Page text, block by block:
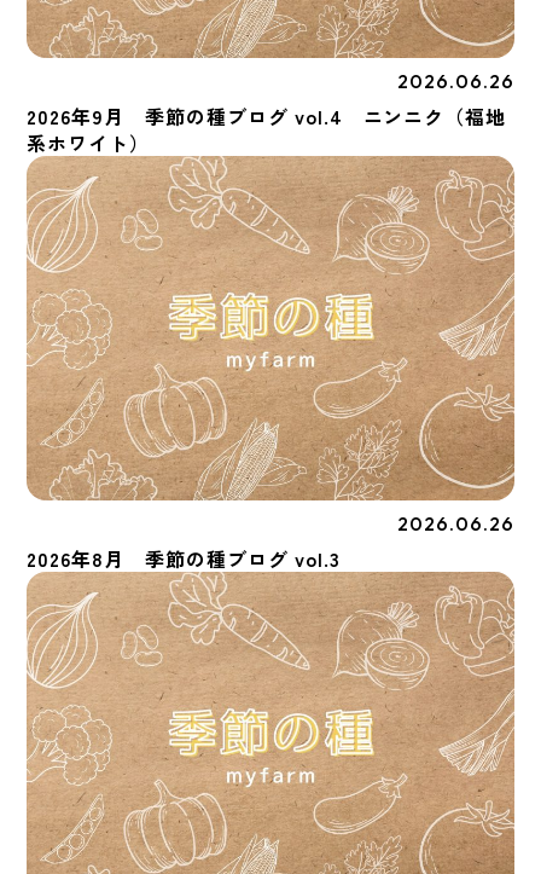
2026.06.26
2026年9月 季節の種ブログ vol.4 ニンニク（福地
系ホワイト）
2026.06.26
2026年8月 季節の種ブログ vol.3